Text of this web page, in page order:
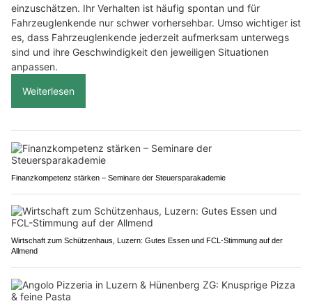
einzuschätzen. Ihr Verhalten ist häufig spontan und für
Fahrzeuglenkende nur schwer vorhersehbar. Umso wichtiger ist
es, dass Fahrzeuglenkende jederzeit aufmerksam unterwegs
sind und ihre Geschwindigkeit den jeweiligen Situationen
anpassen.
Weiterlesen
Finanzkompetenz stärken – Seminare der Steuersparakademie
Wirtschaft zum Schützenhaus, Luzern: Gutes Essen und FCL-Stimmung auf der
Allmend